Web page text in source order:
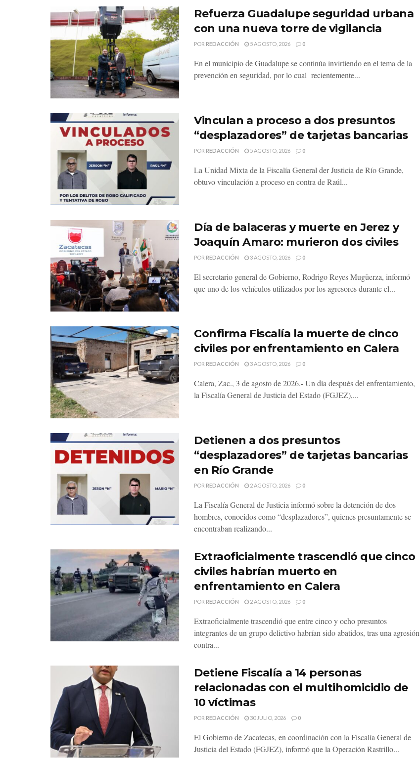
Refuerza Guadalupe seguridad urbana
con una nueva torre de vigilancia
POR REDACCIÓN 5 AGOSTO, 2026 0
En el municipio de Guadalupe se continúa invirtiendo en el tema de la
prevención en seguridad, por lo cual recientemente...
Vinculan a proceso a dos presuntos
“desplazadores” de tarjetas bancarias
POR REDACCIÓN 5 AGOSTO, 2026 0
La Unidad Mixta de la Fiscalía General der Justicia de Río Grande,
obtuvo vinculación a proceso en contra de Raúl...
Día de balaceras y muerte en Jerez y
Joaquín Amaro: murieron dos civiles
POR REDACCIÓN 3 AGOSTO, 2026 0
El secretario general de Gobierno, Rodrigo Reyes Mugüerza, informó
que uno de los vehículos utilizados por los agresores durante el...
Confirma Fiscalía la muerte de cinco
civiles por enfrentamiento en Calera
POR REDACCIÓN 3 AGOSTO, 2026 0
Calera, Zac., 3 de agosto de 2026.- Un día después del enfrentamiento,
la Fiscalía General de Justicia del Estado (FGJEZ),...
Detienen a dos presuntos
“desplazadores” de tarjetas bancarias
en Río Grande
POR REDACCIÓN 2 AGOSTO, 2026 0
La Fiscalía General de Justicia informó sobre la detención de dos
hombres, conocidos como “desplazadores”, quienes presuntamente se
encontraban realizando...
Extraoficialmente trascendió que cinco
civiles habrían muerto en
enfrentamiento en Calera
POR REDACCIÓN 2 AGOSTO, 2026 0
Extraoficialmente trascendió que entre cinco y ocho presuntos
integrantes de un grupo delictivo habrían sido abatidos, tras una agresión
contra...
Detiene Fiscalía a 14 personas
relacionadas con el multihomicidio de
10 víctimas
POR REDACCIÓN 30 JULIO, 2026 0
El Gobierno de Zacatecas, en coordinación con la Fiscalía General de
Justicia del Estado (FGJEZ), informó que la Operación Rastrillo...